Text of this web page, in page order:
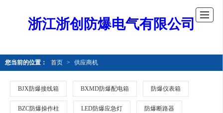
浙江浙创防爆电气有限公司
您当前的位置： 首页 > 供应商机
BJX防爆接线箱 BXMD防爆配电箱 防爆仪表箱
BZC防爆操作柱 LED防爆应急灯 防爆断路器